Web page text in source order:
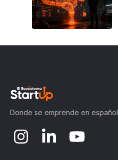
Donde se emprende en